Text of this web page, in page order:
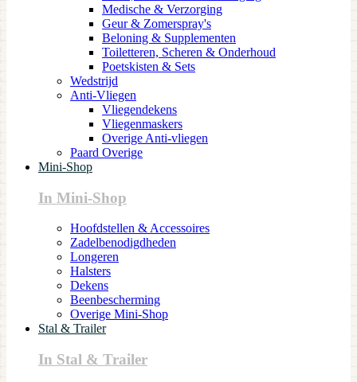
Medische & Verzorging
Geur & Zomerspray's
Beloning & Supplementen
Toiletteren, Scheren & Onderhoud
Poetskisten & Sets
Wedstrijd
Anti-Vliegen
Vliegendekens
Vliegenmaskers
Overige Anti-vliegen
Paard Overige
Mini-Shop
In Mini-Shop
Hoofdstellen & Accessoires
Zadelbenodigdheden
Longeren
Halsters
Dekens
Beenbescherming
Overige Mini-Shop
Stal & Trailer
In Stal & Trailer